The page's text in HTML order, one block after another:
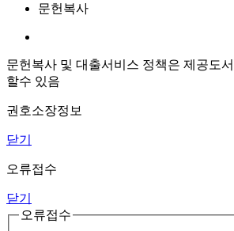
문헌복사
문헌복사 및 대출서비스 정책은 제공도
할수 있음
권호소장정보
닫기
오류접수
닫기
오류접수